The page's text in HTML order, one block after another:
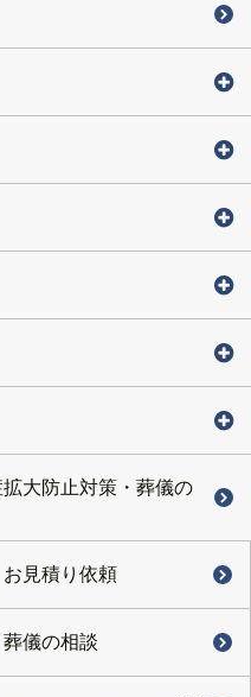
大防止対策・葬儀の
お見積り依頼
葬儀の相談